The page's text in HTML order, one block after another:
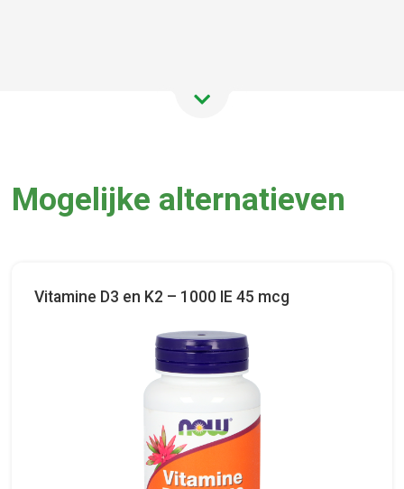
Mogelijke alternatieven
Vitamine D3 en K2 – 1000 IE 45 mcg